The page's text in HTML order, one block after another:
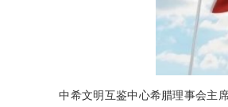
中希文明互鉴中心希腊理事会主席